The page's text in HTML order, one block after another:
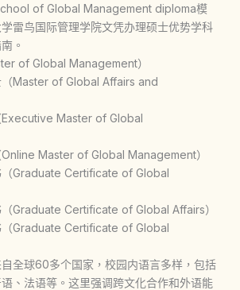
of Global Management diploma模
雷鸟国际管理学院文凭办理硕士优势学科
。
of Global Management）
Master of Global Affairs and
Executive Master of Global
Master of Global Management）
（Graduate Certificate of Global
Graduate Certificate of Global Affairs）
（Graduate Certificate of Global
全球60多个国家，校园内语言多样，包括
、法语等。这里强调跨文化合作和外语能